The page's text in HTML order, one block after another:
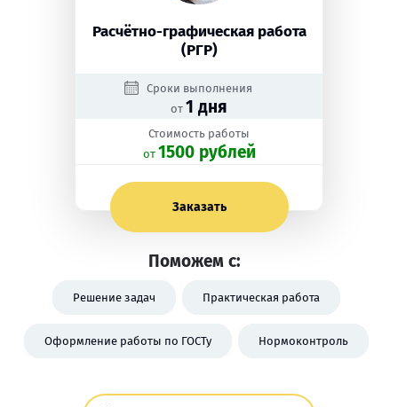
Расчётно-графическая работа
(РГР)
Сроки выполнения
от 1 дня
Стоимость работы
oт 1500 рублей
Заказать
Поможем с:
Решение задач Практическая работа
Оформление работы по ГОСТу Нормоконтроль